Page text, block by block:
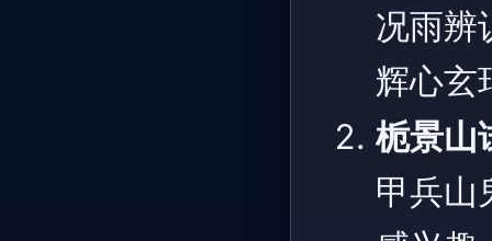
况雨辨
辉心玄
栀景山
甲兵山